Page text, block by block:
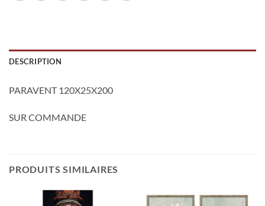
DESCRIPTION
PARAVENT 120X25X200
SUR COMMANDE
PRODUITS SIMILAIRES